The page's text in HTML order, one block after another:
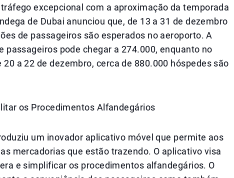
excepcional com a aproximação da temporada
de Dubai anunciou que, de 13 a 31 de dezembro
de passageiros são esperados no aeroporto. A
passageiros pode chegar a 274.000, enquanto no
a 22 de dezembro, cerca de 880.000 hóspedes são
os Procedimentos Alfandegários
um inovador aplicativo móvel que permite aos
mercadorias que estão trazendo. O aplicativo visa
e simplificar os procedimentos alfandegários. O